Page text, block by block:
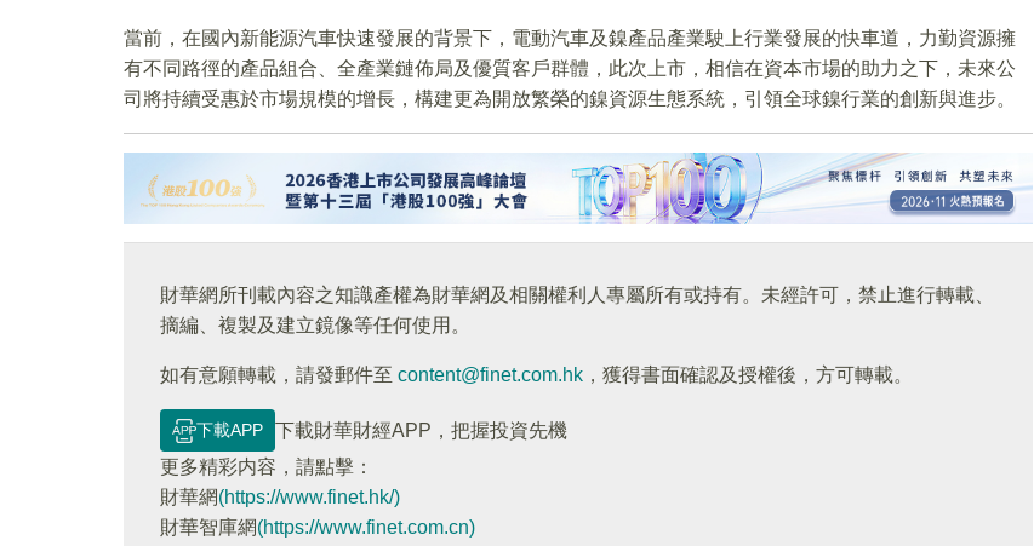
當前，在國內新能源汽車快速發展的背景下，電動汽車及鎳產品產業駛上行業發展的快車道，力勤資源擁
有不同路徑的產品組合、全產業鏈佈局及優質客戶群體，此次上市，相信在資本市場的助力之下，未來公
司將持續受惠於市場規模的增長，構建更為開放繁榮的鎳資源生態系統，引領全球鎳行業的創新與進步。
財華網所刊載內容之知識產權為財華網及相關權利人專屬所有或持有。未經許可，禁止進行轉載、
摘編、複製及建立鏡像等任何使用。
如有意願轉載，請發郵件至 content@finet.com.hk ，獲得書面確認及授權後，方可轉載。
下載APP
下載財華財經APP，把握投資先機
更多精彩内容，請點擊：
財華網(https://www.finet.hk/)
財華智庫網(https://www.finet.com.cn)